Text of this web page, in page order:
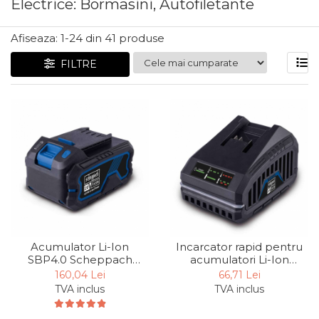
Accesorii Bucatarie
Termostat
Accesorii Baie
Accesorii Telefoane
Casti Audio
Accesorii Laptop & PC
Cutii Depozitare
Chinga & Suport Mobila
Electrice: Bormasini, Autofiletante
Afiseaza: 1-24 din 41 produse
FILTRE
Acumulator Li-Ion
SBP4.0 Scheppach
7909201709, 20 V, 4 Ah
160,04 Lei
TVA inclus
Incarcator rapid pentru
acumulatori Li-Ion
SBC4.5A Scheppach
7909201711, 20 V, 2-4 Ah
66,71 Lei
TVA inclus